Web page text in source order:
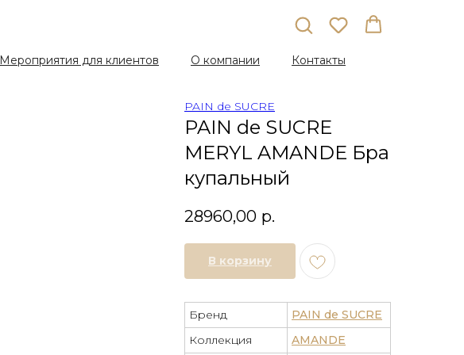
Мероприятия для клиентов О компании Контакты
PAIN de SUCRE
MERYL AMANDE Бра
купальный
PAIN de SUCRE
28960,00 р.
В корзину
Бренд
PAIN de SUCRE
Коллекция
AMANDE